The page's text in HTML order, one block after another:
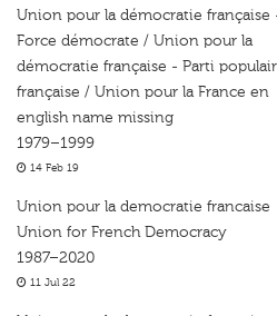
Union pour la démocratie française
Force démocrate / Union pour la
démocratie française - Parti
française / Union pour la France en
english name missing
1979–1999
14 Feb 19
Union pour la democratie francaise
Union for French Democracy
1987–2020
11 Jul 22